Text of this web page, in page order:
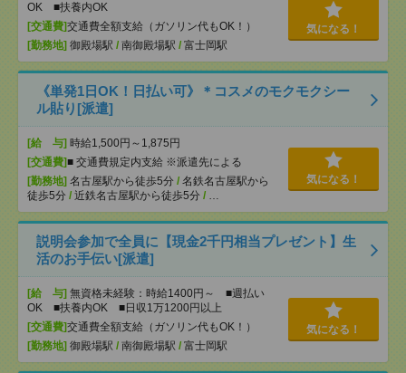
OK ■扶養内OK
[交通費]交通費全額支給（ガソリン代もOK！）
[勤務地] 御殿場駅 / 南御殿場駅 / 富士岡駅
気になる！
《単発1日OK！日払い可》＊コスメのモクモクシー
ル貼り[派遣]
[給 与] 時給1,500円～1,875円
[交通費]■ 交通費規定内支給 ※派遣先による
[勤務地] 名古屋駅から徒歩5分 / 名鉄名古屋駅から
徒歩5分 / 近鉄名古屋駅から徒歩5分 / …
気になる！
説明会参加で全員に【現金2千円相当プレゼント】生
活のお手伝い[派遣]
[給 与] 無資格未経験：時給1400円～ ■週払い
OK ■扶養内OK ■日収1万1200円以上
[交通費]交通費全額支給（ガソリン代もOK！）
[勤務地] 御殿場駅 / 南御殿場駅 / 富士岡駅
気になる！